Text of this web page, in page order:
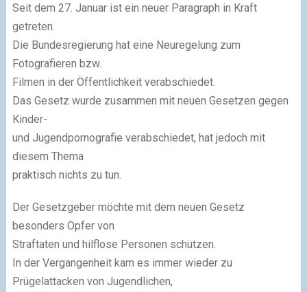
Seit dem 27. Januar ist ein neuer Paragraph in Kraft
getreten.
Die Bundesregierung hat eine Neuregelung zum
Fotografieren bzw.
Filmen in der Öffentlichkeit verabschiedet.
Das Gesetz wurde zusammen mit neuen Gesetzen gegen
Kinder-
und Jugendpornografie verabschiedet, hat jedoch mit
diesem Thema
praktisch nichts zu tun.
Der Gesetzgeber möchte mit dem neuen Gesetz
besonders Opfer von
Straftaten und hilflose Personen schützen.
In der Vergangenheit kam es immer wieder zu
Prügelattacken von Jugendlichen,